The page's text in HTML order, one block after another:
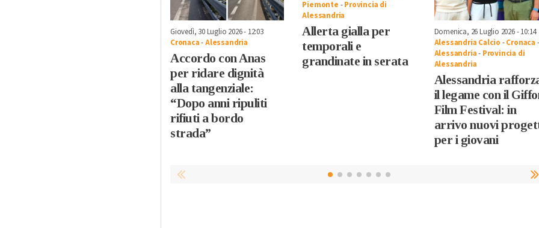
Giovedì, 30 Luglio 2026 - 12:03
Cronaca-Alessandria
Accordo con Anas
per ridare dignità
alla tangenziale:
“Dopo anni ripuliti
rifiuti a bordo
strada”
Piemonte -Provincia di
Alessandria
Allerta gialla per
temporali e
grandinate in serata
Domenica, 26 Luglio 2026 - 10:14
Alessandria Calcio -Cronaca -
Alessandria- Provincia di
Alessandria
Alessandria
il legame con il
Film Festival: in
arrivo nuovi
per i giovani